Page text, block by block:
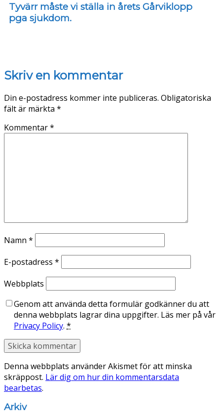
Tyvärr måste vi ställa in årets Gårviklopp
pga sjukdom.
Skriv en kommentar
Din e-postadress kommer inte publiceras. Obligatoriska
fält är märkta *
Kommentar*
Namn *
E-postadress *
Webbplats
Genom att använda detta formulär godkänner du att
denna webbplats lagrar dina uppgifter. Läs mer på vår
Privacy Policy. *
Denna webbplats använder Akismet för att minska
skräppost. Lär dig om hur din kommentarsdata
bearbetas.
Arkiv